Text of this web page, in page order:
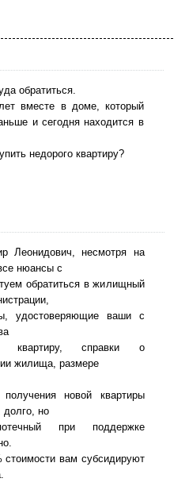
обратиться.
вместе в доме, который
и сегодня находится в
недорого квартиру?
Леонидович, несмотря на
нюансы с
обратиться в жилищный
удостоверяющие ваши с
квартиру, справки о
жилища, размере
новой квартиры
долго, но
при поддержке
стоимости вам субсидируют